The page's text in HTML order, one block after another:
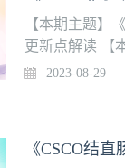
【本期主题】
更新点解读 【
要】1.影像和
2023-08-29
《CSCO结